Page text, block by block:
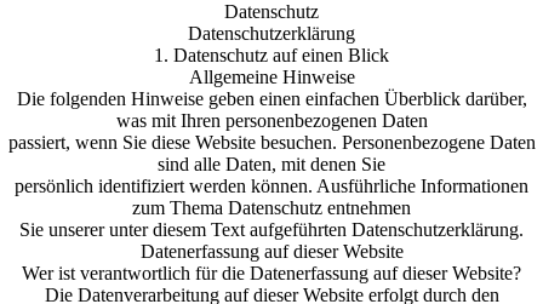
Datenschutz
Datenschutzerklärung
1. Datenschutz auf einen Blick
Allgemeine Hinweise
Die folgenden Hinweise geben einen einfachen Überblick darüber,
was mit Ihren personenbezogenen Daten
passiert, wenn Sie diese Website besuchen. Personenbezogene Daten
sind alle Daten, mit denen Sie
persönlich identifiziert werden können. Ausführliche Informationen
zum Thema Datenschutz entnehmen
Sie unserer unter diesem Text aufgeführten Datenschutzerklärung.
Datenerfassung auf dieser Website
Wer ist verantwortlich für die Datenerfassung auf dieser Website?
Die Datenverarbeitung auf dieser Website erfolgt durch den